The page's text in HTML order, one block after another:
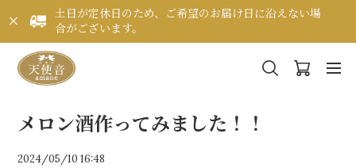
土日が定休日のため、ご希望のお届け日に沿えない場
合がございます。
メロン酒作ってみました！！
2024/05/10 16:48